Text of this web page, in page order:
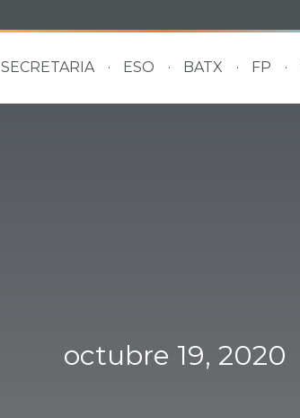
SECRETARIA ESO BATX FP
octubre 19, 2020